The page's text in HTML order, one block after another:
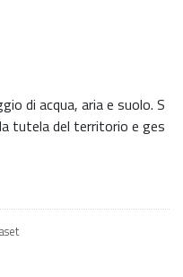
di acqua, aria e suolo. S
tutela del territorio e ges